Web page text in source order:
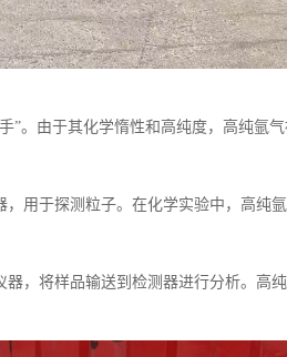
”。由于其化学惰性和高纯度，高纯氩
用于探测粒子。在化学实验中，高纯
，将样品输送到检测器进行分析。高